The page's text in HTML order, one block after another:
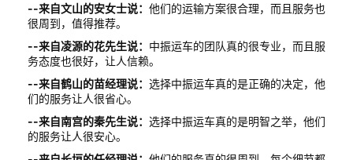
--来自文山的安女士说： 他们的运输方案很合理，而且服务也
很周到，值得推荐。
--来自凌源的花先生说： 中振运车的团队真的很专业，而且服
务态度也很好，让人信赖。
--来自鹤山的苗经理说： 选择中振运车真的是正确的决定，他
们的服务让人很省心。
--来自南宫的秦先生说： 选择中振运车真的是明智之举，他们
的服务让人很安心。